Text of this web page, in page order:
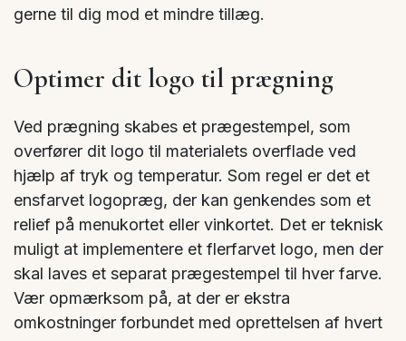
gerne til dig mod et mindre tillæg.
Optimer dit logo til prægning
Ved prægning skabes et prægestempel, som
overfører dit logo til materialets overflade ved
hjælp af tryk og temperatur. Som regel er det et
ensfarvet logopræg, der kan genkendes som et
relief på menukortet eller vinkortet. Det er teknisk
muligt at implementere et flerfarvet logo, men der
skal laves et separat prægestempel til hver farve.
Vær opmærksom på, at der er ekstra
omkostninger forbundet med oprettelsen af hvert